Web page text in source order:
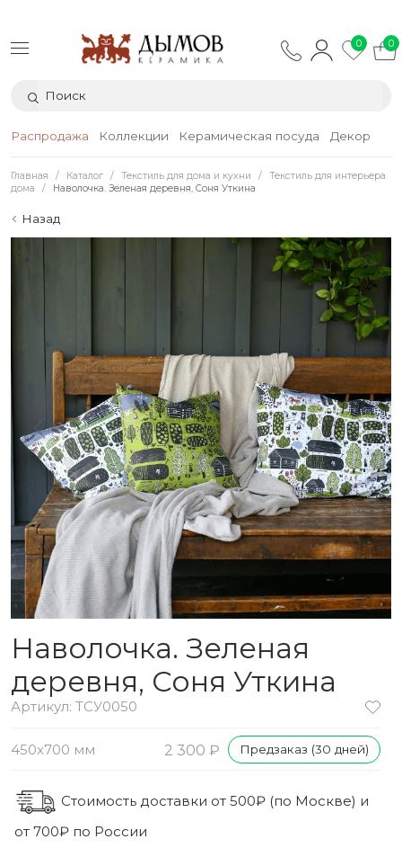
0 0
Распродажа Коллекции Керамическая посуда Декор
Главная Каталог Текстиль для дома и кухни
Текстиль для интерьера
дома
Наволочка. Зеленая деревня, Соня Уткина
Назад
Наволочка. Зеленая
деревня, Соня Уткина
Артикул: ТСУ0050
450x700 мм 2 300 ₽ Предзаказ (30 дней)
Стоимость доставки от 500₽ (по Москве) и
от 700₽ по России